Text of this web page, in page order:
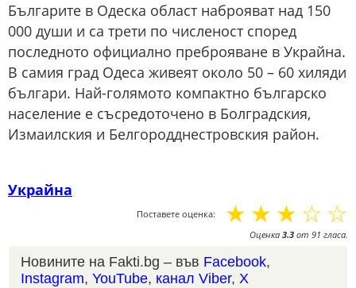
Българите в Одеска област наброяват над 150
000 души и са трети по численост според
последното официално преброяване в Украйна.
В самия град Одеса живеят около 50 – 60 хиляди
българи. Най-голямото компактно българско
население е съсредоточено в Болградския,
Измаилския и Белгородднестровския район.
Украйна
Поставете оценка: ☆
☆
☆
☆
☆
Оценка 3.3 от 91 гласа.
Новините на Fakti.bg – във Facebook,
Instagram, YouTube, канал Viber, X